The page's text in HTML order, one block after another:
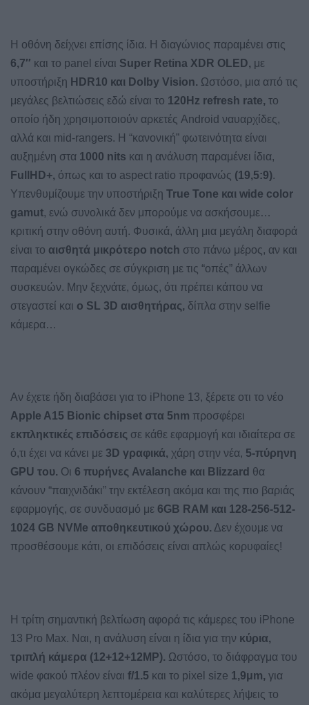
Η οθόνη δείχνει επίσης ίδια. Η διαγώνιος παραμένει στις
6,7″ και το panel είναι Super Retina XDR OLED, με
υποστήριξη HDR10 και Dolby Vision. Ωστόσο, μια από τις
μεγάλες βελτιώσεις εδώ είναι το 120Hz refresh rate, το
οποίο ήδη χρησιμοποιούν αρκετές Android ναυαρχίδες,
αλλά και mid-rangers. Η “κανονική” φωτεινότητα είναι
αυξημένη στα 1000 nits και η ανάλυση παραμένει ίδια,
FullHD+, όπως και το aspect ratio προφανώς (19,5:9).
Υπενθυμίζουμε την υποστήριξη True Tone και wide color
gamut, ενώ συνολικά δεν μπορούμε να ασκήσουμε…
κριτική στην οθόνη αυτή. Φυσικά, άλλη μια μεγάλη διαφορά
είναι το αισθητά μικρότερο notch στο πάνω μέρος, αν και
παραμένει ογκώδες σε σύγκριση με τις “οπές” άλλων
συσκευών. Μην ξεχνάτε, όμως, ότι πρέπει κάπου να
στεγαστεί και ο SL 3D αισθητήρας, δίπλα στην selfie
κάμερα…
Αν έχετε ήδη διαβάσει για το iPhone 13, ξέρετε οτι το νέο
Apple A15 Bionic chipset στα 5nm προσφέρει
εκπληκτικές επιδόσεις σε κάθε εφαρμογή και ιδιαίτερα σε
ό,τι έχει να κάνει με 3D γραφικά, χάρη στην νέα, 5-πύρηνη
GPU του. Οι 6 πυρήνες Avalanche και Blizzard θα
κάνουν “παιχνιδάκι” την εκτέλεση ακόμα και της πιο βαριάς
εφαρμογής, σε συνδυασμό με 6GB RAM και 128-256-512-
1024 GB NVMe αποθηκευτικού χώρου. Δεν έχουμε να
προσθέσουμε κάτι, οι επιδόσεις είναι απλώς κορυφαίες!
Η τρίτη σημαντική βελτίωση αφορά τις κάμερες του iPhone
13 Pro Max. Ναι, η ανάλυση είναι η ίδια για την κύρια,
τριπλή κάμερα (12+12+12MP). Ωστόσο, το διάφραγμα του
wide φακού πλέον είναι f/1.5 και το pixel size 1,9μm, για
ακόμα μεγαλύτερη λεπτομέρεια και καλύτερες λήψεις το